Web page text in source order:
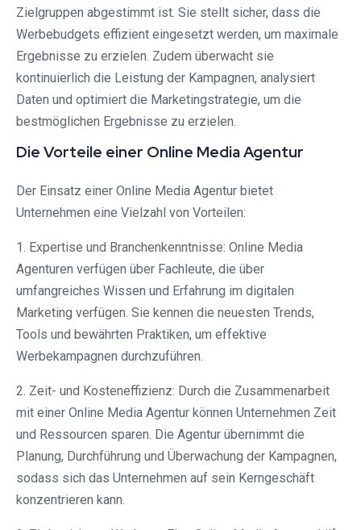
Zielgruppen abgestimmt ist. Sie stellt sicher, dass die
Werbebudgets effizient eingesetzt werden, um maximale
Ergebnisse zu erzielen. Zudem überwacht sie
kontinuierlich die Leistung der Kampagnen, analysiert
Daten und optimiert die Marketingstrategie, um die
bestmöglichen Ergebnisse zu erzielen.
Die Vorteile einer Online Media Agentur
Der Einsatz einer Online Media Agentur bietet
Unternehmen eine Vielzahl von Vorteilen:
1. Expertise und Branchenkenntnisse: Online Media
Agenturen verfügen über Fachleute, die über
umfangreiches Wissen und Erfahrung im digitalen
Marketing verfügen. Sie kennen die neuesten Trends,
Tools und bewährten Praktiken, um effektive
Werbekampagnen durchzuführen.
2. Zeit- und Kosteneffizienz: Durch die Zusammenarbeit
mit einer Online Media Agentur können Unternehmen Zeit
und Ressourcen sparen. Die Agentur übernimmt die
Planung, Durchführung und Überwachung der Kampagnen,
sodass sich das Unternehmen auf sein Kerngeschäft
konzentrieren kann.